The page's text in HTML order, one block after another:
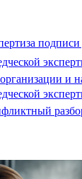
подписи
и